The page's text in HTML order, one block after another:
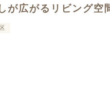
が広がるリビング空